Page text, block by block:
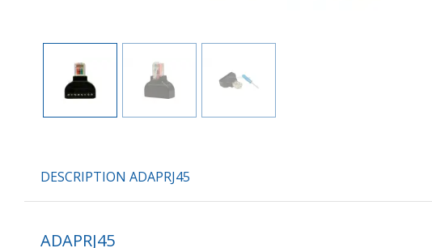
DESCRIPTION ADAPRJ45
ADAPRJ45